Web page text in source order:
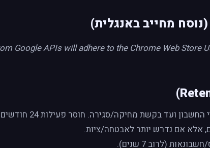
Google APIs will adhere to the Chrome Web Store
ועד בקשת מחיקה/סגירה. חוסר פעילות 24 חודשים – מחיקה/אנונימיזציה מדורגת.
(לרוב 7 שנים).